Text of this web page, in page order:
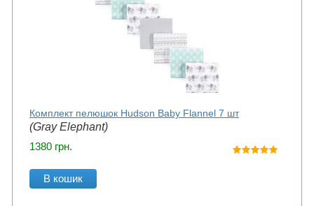
Комплект пелюшок Hudson Baby Flannel 7 шт
(Gray Elephant)
1380 грн.
В кошик